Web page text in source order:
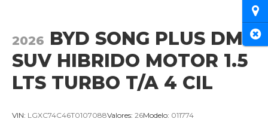
2026 BYD SONG PLUS DMI
SUV HIBRIDO MOTOR 1.5
LTS TURBO T/A 4 CIL
VIN: LGXC74C46T0107088Valores: 26Modelo: 011774